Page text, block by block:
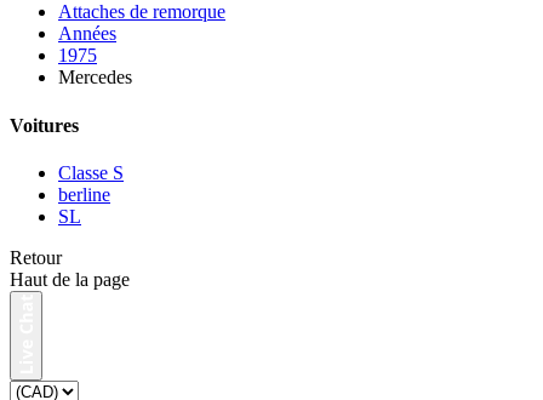
Attaches de remorque
Années
1975
Mercedes
Voitures
Classe S
berline
SL
Retour
Haut de la page